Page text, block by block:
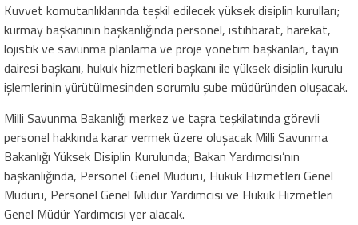
Kuvvet komutanlıklarında teşkil edilecek yüksek disiplin kurulları;
kurmay başkanının başkanlığında personel, istihbarat, harekat,
lojistik ve savunma planlama ve proje yönetim başkanları, tayin
dairesi başkanı, hukuk hizmetleri başkanı ile yüksek disiplin kurulu
işlemlerinin yürütülmesinden sorumlu şube müdüründen oluşacak.
Milli Savunma Bakanlığı merkez ve taşra teşkilatında görevli
personel hakkında karar vermek üzere oluşacak Milli Savunma
Bakanlığı Yüksek Disiplin Kurulunda; Bakan Yardımcısı’nın
başkanlığında, Personel Genel Müdürü, Hukuk Hizmetleri Genel
Müdürü, Personel Genel Müdür Yardımcısı ve Hukuk Hizmetleri
Genel Müdür Yardımcısı yer alacak.